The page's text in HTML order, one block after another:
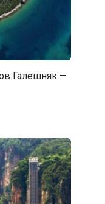
Галешняк —